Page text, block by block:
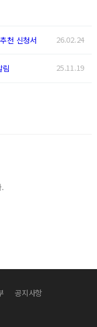
천 신청서 26.02.24
림 25.11.19
.
공지사항